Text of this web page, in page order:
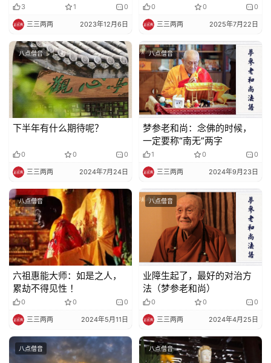
3 1 0
三三两两 2023年12月6日
0 0 0
三三两两 2025年7月22日
八点僧音
下半年有什么期待呢？
0 0 0
三三两两 2024年7月24日
八点僧音
梦参老和尚：念佛的时候，
一定要称“南无”两字
1 0 0
三三两两 2024年9月23日
八点僧音
六祖惠能大师：如是之人，
累劫不得见性 ！
0 0 0
三三两两 2024年5月11日
八点僧音
业障生起了，最好的对治方
法（梦参老和尚）
0 0 0
三三两两 2024年4月25日
八点僧音 八点僧音